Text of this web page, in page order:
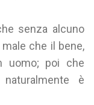
senza alcuno
che il bene,
uomo; poi che
è